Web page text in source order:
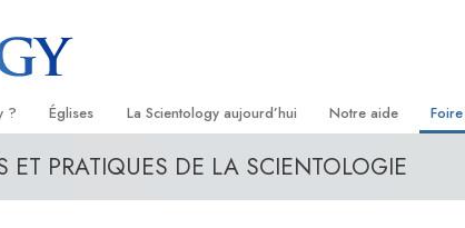
? Églises
Trouver une Église
La Scientology aujourd’hui
Inaugurations
Notre aide
Le chemin du bonheur
ET PRATIQUES DE LA SCIENTOLOGIE